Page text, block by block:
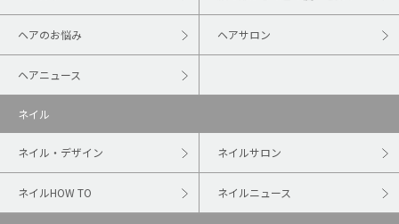
ヘアのお悩み ヘアサロン
ヘアニュース
ネイル
ネイル・デザイン ネイルサロン
ネイルHOW TO ネイルニュース